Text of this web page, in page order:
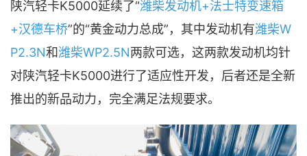
陕汽轻卡K5000延续了“潍柴发动机+法士特变速箱
+汉德车桥”的“黄金动力总成”，其中发动机有潍柴W
P2.3N和潍柴WP2.5N两款可选，这两款发动机均针
对陕汽轻卡K5000进行了适应性开发，后者还是全新
推出的新品动力，完全满足法规要求。